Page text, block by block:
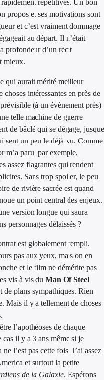
répétitives. Un bon
propos et ses motivations sont
et c’est vraiment dommage
au départ. Il n’était
profondeur d’un récit
mieux.
qui aurait mérité meilleur
intéressantes en près de
(à un évènement près)
telle machine de guerre
de bâclé qui se dégage, jusque
sent un peu le déjà-vu. Comme
m’a paru, par exemple,
assez flagrantes qui rendent
Sans trop spoiler, le peu
de rivière sacrée est quand
un point central des enjeux.
version longue qui saura
personnages délaissés ?
est globalement rempli.
pas aux yeux, mais on en
et le film ne démérite pas
vis à vis du Man Of Steel
plans sympathiques. Rien
Mais il y a tellement de choses
l’apothéoses de chaque
il y a 3 ans même si je
l’est pas cette fois. J’ai assez
et surtout la petite
de la Galaxie. Espérons